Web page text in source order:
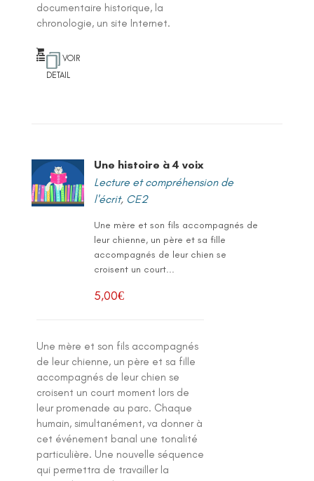
documentaire historique, la
chronologie, un site Internet.
VOIR
DETAIL
Une histoire à 4 voix
Lecture et compréhension de
l'écrit, CE2
Une mère et son fils accompagnés de
leur chienne, un père et sa fille
accompagnés de leur chien se
croisent un court...
5,00€
Une mère et son fils accompagnés
de leur chienne, un père et sa fille
accompagnés de leur chien se
croisent un court moment lors de
leur promenade au parc. Chaque
humain, simultanément, va donner à
cet événement banal une tonalité
particulière. Une nouvelle séquence
qui permettra de travailler la